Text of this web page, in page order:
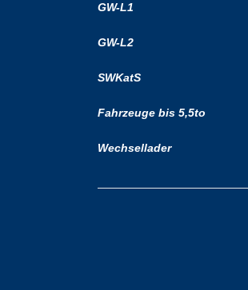
GW-L1
GW-L2
SWKatS
Fahrzeuge bis 5,5to
Wechsellader